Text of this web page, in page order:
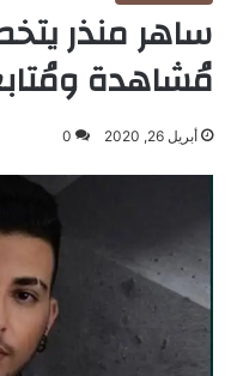
مُشاهدة
أبريل 26, 2020 0